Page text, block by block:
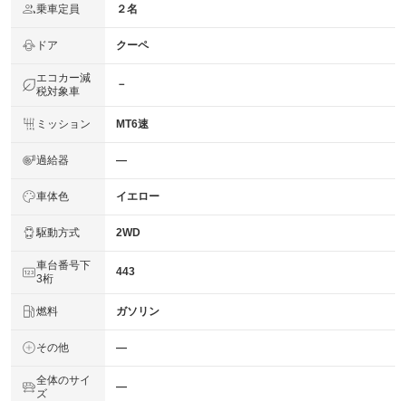
乗車定員 ２名
ドア クーペ
エコカー減
税対象車
－
ミッション MT6速
過給器 ―
車体色 イエロー
駆動方式 2WD
車台番号下
3桁
443
燃料 ガソリン
その他 ―
全体のサイ
ズ
―